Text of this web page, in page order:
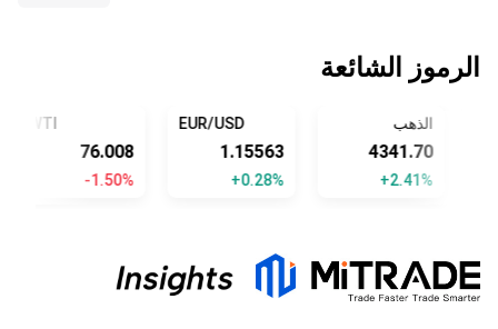
الرموز الشائعة
الذهب
4341.70
+2.41%
EUR/USD
1.15563
+0.28%
WTI
76.008
-1.50%